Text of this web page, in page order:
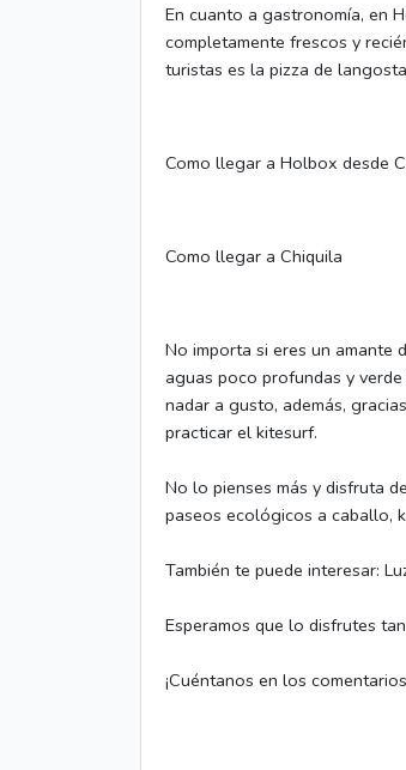
En cuanto a gastronomía, en
completamente frescos y
turistas es la pizza de
Como llegar a Holbox desde
Como llegar a Chiquila
No importa si eres un amante
aguas poco profundas y
nadar a gusto, además,
practicar el kitesurf.
No lo pienses más y disfruta
paseos ecológicos a caballo,
También te puede interesar:
Esperamos que lo disfrutes
¡Cuéntanos en los